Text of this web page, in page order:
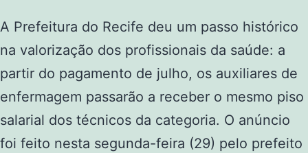
A Prefeitura do Recife deu um passo histórico
na valorização dos profissionais da saúde: a
partir do pagamento de julho, os auxiliares de
enfermagem passarão a receber o mesmo piso
salarial dos técnicos da categoria. O anúncio
foi feito nesta segunda-feira (29) pelo prefeito